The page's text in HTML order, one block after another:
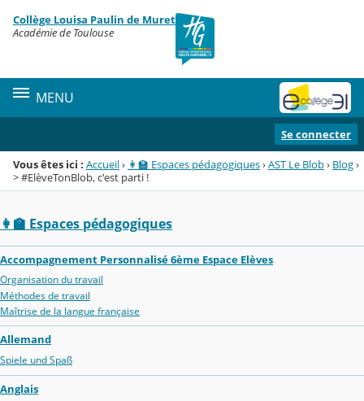
Menu de la rubrique
Contenu
Collège Louisa Paulin de Muret
Académie de Toulouse
MENU
Se connecter
Vous êtes ici : Accueil› 👩‍🏫 Espaces pédagogiques›AST Le Blob› Blog›
> #ElèveTonBlob, c'est parti !
👩‍🏫 Espaces pédagogiques
Accompagnement Personnalisé 6ème Espace Elèves
Organisation du travail
Méthodes de travail
Maîtrise de la langue française
Allemand
Spiele und Spaß
Anglais